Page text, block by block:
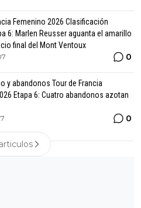
Femenino 2026 Clasificación
6: Marlen Reusser aguanta el amarillo
final del Mont Ventoux
0
y abandonos Tour de Francia
Etapa 6: Cuatro abandonos azotan
0